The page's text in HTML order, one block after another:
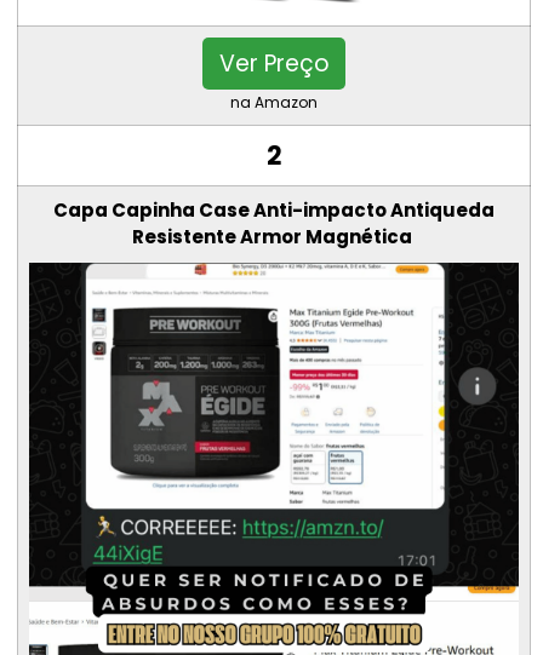
Ver Preço
na Amazon
2
Capa Capinha Case Anti-impacto Antiqueda
Resistente Armor Magnética